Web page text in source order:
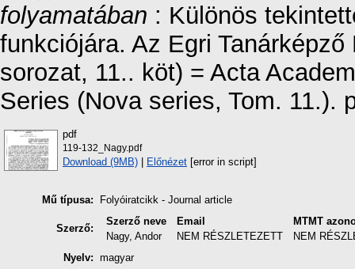
folyamatában : Különös
funkciójára. Az Egri
sorozat, 11.. köt) = Acta
Series (Nova series, Tom. 11.).
pdf
119-132_Nagy.pdf
Download (9MB) | Előnézet [error in script]
Mű típusa: Folyóiratcikk - Journal article
Szerző:
Szerző neve Email
MTMT
Nagy, Andor
NEM RÉSZLETEZETT
NEM
Nyelv: magyar